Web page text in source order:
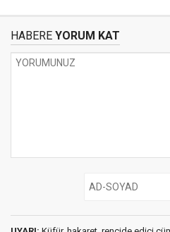
HABERE YORUM KAT